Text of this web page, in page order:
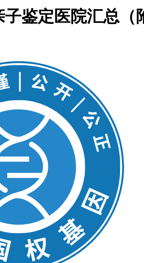
鉴定医院汇总（